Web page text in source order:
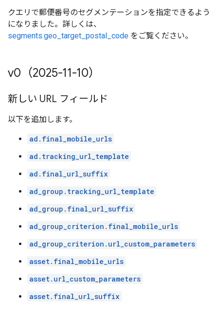
クエリで郵便番号のセグメンテーションを指定できるよう
になりました。詳しくは、
segments.geo_target_postal_code をご覧ください。
v0（2025-11-10）
新しい URL フィールド
以下を追加します。
ad.final_mobile_urls
ad.tracking_url_template
ad.final_url_suffix
ad_group.tracking_url_template
ad_group.final_url_suffix
ad_group_criterion.final_mobile_urls
ad_group_criterion.url_custom_parameters
asset.final_mobile_urls
asset.url_custom_parameters
asset.final_url_suffix